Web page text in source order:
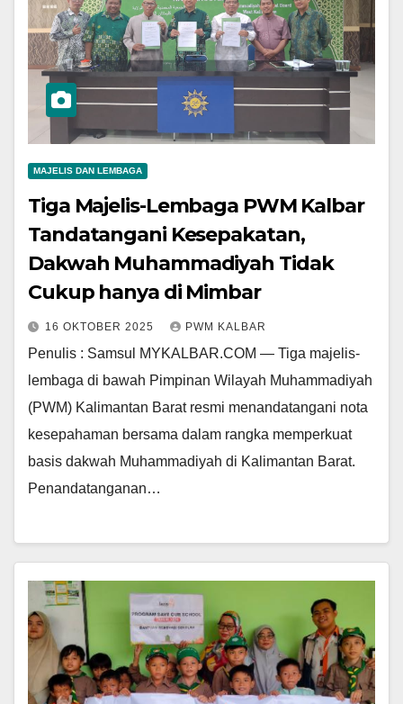
MAJELIS DAN LEMBAGA
Tiga Majelis-Lembaga PWM Kalbar
Tandatangani Kesepakatan,
Dakwah Muhammadiyah Tidak
Cukup hanya di Mimbar
16 OKTOBER 2025 PWM KALBAR
Penulis : Samsul MYKALBAR.COM — Tiga majelis-
lembaga di bawah Pimpinan Wilayah Muhammadiyah
(PWM) Kalimantan Barat resmi menandatangani nota
kesepahaman bersama dalam rangka memperkuat
basis dakwah Muhammadiyah di Kalimantan Barat.
Penandatanganan…